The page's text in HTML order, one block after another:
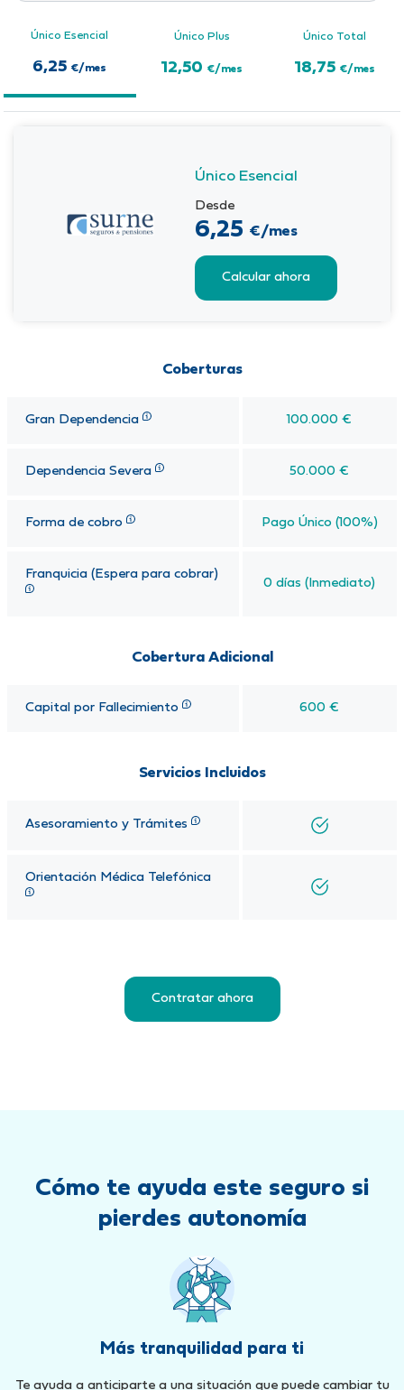
Único Esencial
6,25€/mes
Único Plus
12,50€/mes
Único Total
18,75 €/mes
Único Esencial
Desde
6,25€/mes
Calcular ahora
Coberturas
Gran Dependencia 100.000 €
Dependencia Severa 50.000 €
Forma de cobro Pago Único (100%)
Franquicia (Espera para cobrar)
0 días (Inmediato)
Cobertura Adicional
Capital por Fallecimiento 600 €
Servicios Incluidos
Asesoramiento y Trámites
Orientación Médica Telefónica
Contratar ahora
Cómo te ayuda este seguro si
pierdes autonomía
Más tranquilidad para ti
Te ayuda a anticiparte a una situación que puede cambiar tu